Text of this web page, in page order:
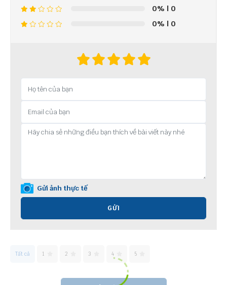
0% | 0
0% | 0
Gửi ảnh thực tế
GỬI
Tất cả 1 2 3 4 5